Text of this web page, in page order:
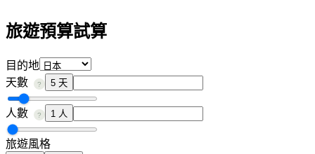
旅遊預算試算
目的地
天數
? 5 天
人數 ? 1 人
旅遊風格